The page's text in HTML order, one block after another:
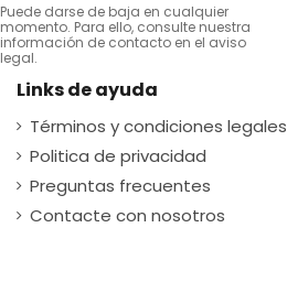
Puede darse de baja en cualquier
momento. Para ello, consulte nuestra
información de contacto en el aviso
legal.
Links de ayuda
Términos y condiciones legales
Politica de privacidad
Preguntas frecuentes
Contacte con nosotros